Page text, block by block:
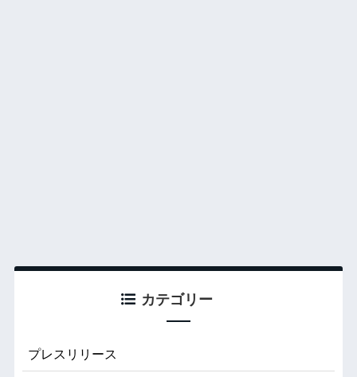
カテゴリー
プレスリリース